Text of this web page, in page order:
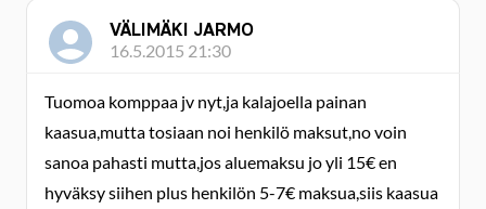
VÄLIMÄKI JARMO
16.5.2015 21:30
Tuomoa komppaa jv nyt,ja kalajoella painan
kaasua,mutta tosiaan noi henkilö maksut,no voin
sanoa pahasti mutta,jos aluemaksu jo yli 15€ en
hyväksy siihen plus henkilön 5-7€ maksua,siis kaasua